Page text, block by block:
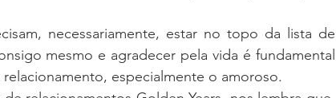
necessariamente, estar no topo da lista de
mesmo e agradecer pela vida é fundamental
especialmente o amoroso.